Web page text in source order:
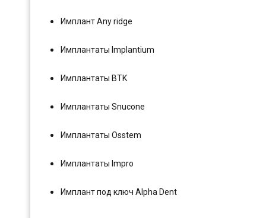
Имплант Any ridge
Имплантаты Implantium
Имплантаты BTK
Имплантаты Snucone
Имплантаты Osstem
Имплантаты Impro
Имплант под ключ Alpha Dent